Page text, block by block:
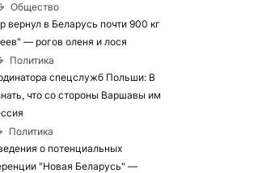
Общество
вернул в Беларусь почти 900 кг
— рогов оленя и лося
Политика
спецслужб Польши: В
что со стороны Варшавы им
Политика
о потенциальных
"Новая Беларусь" —